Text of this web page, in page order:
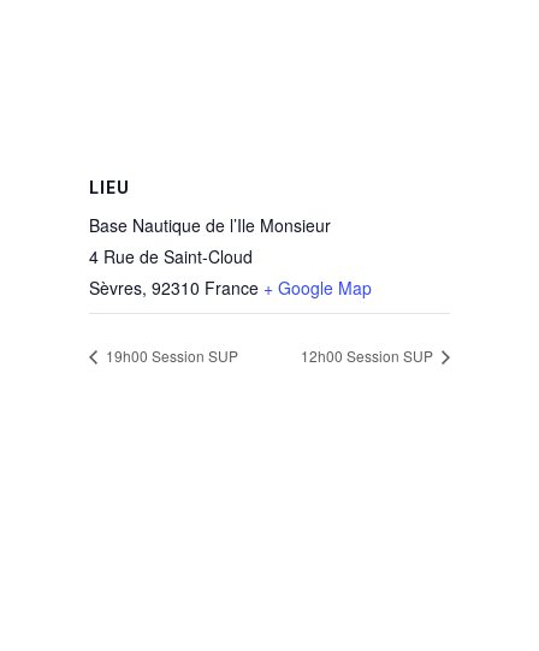
LIEU
Base Nautique de l’Ile Monsieur
4 Rue de Saint-Cloud
Sèvres, 92310 France + Google Map
19h00 Session SUP 12h00 Session SUP